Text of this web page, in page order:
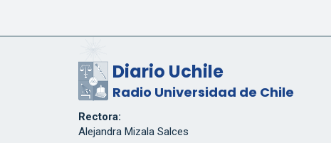
Diario Uchile
Radio Universidad de Chile
Rectora:
Alejandra Mizala Salces